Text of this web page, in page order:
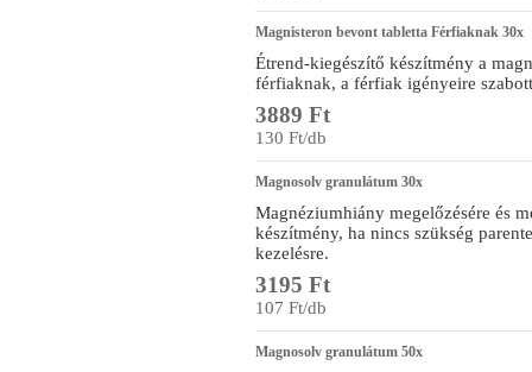
Magnisteron bevont tabletta Férfiaknak 30x
Étrend-kiegészítő készítmény a
férfiaknak, a férfiak igényeire
3889 Ft
130 Ft/db
Magnosolv granulátum 30x
Magnéziumhiány megelőzésére és
készítmény, ha nincs szükség
kezelésre.
3195 Ft
107 Ft/db
Magnosolv granulátum 50x